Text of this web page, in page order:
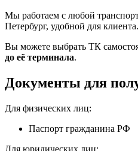
Мы работаем с любой
Петербург, удобной для клиента.
Вы можете выбрать ТК
до её терминала.
Документы для
Для физических лиц:
Паспорт гражданина РФ
Для юридических лиц: